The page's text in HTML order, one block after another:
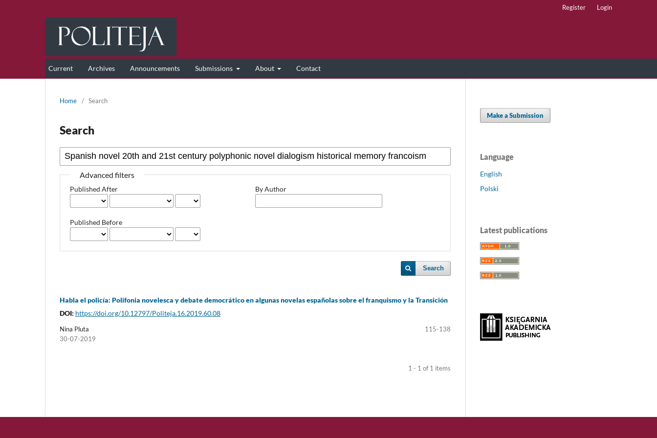
Current Archives Announcements Submissions About Contact
Register Login
Home / Search
Search
Advanced filters
Published After
Published Before
By Author
Search
Habla el policía: Polifonia novelesca y debate democrático en algunas novelas españolas sobre el franquismo y la Transición
DOI: https://doi.org/10.12797/Politeja.16.2019.60.08
Nina Pluta
115-138
30-07-2019
1 - 1 of 1 items
Make a Submission
Language
English
Polski
Latest publications